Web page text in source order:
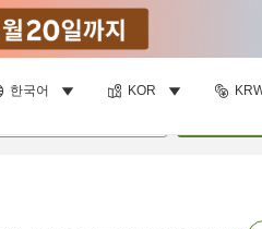
한국어 KOR